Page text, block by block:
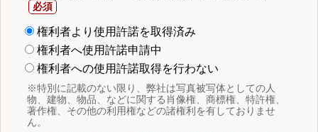
権利者より使用許諾を取得済み
権利者へ使用許諾申請中
権利者への使用許諾取得を行わない
※特別に記載のない限り、弊社は写真被写体としての人
物、建物、物品、などに関する肖像権、商標権、特許権、
著作権、その他の利用権などの諸権利を有しておりませ
ん。